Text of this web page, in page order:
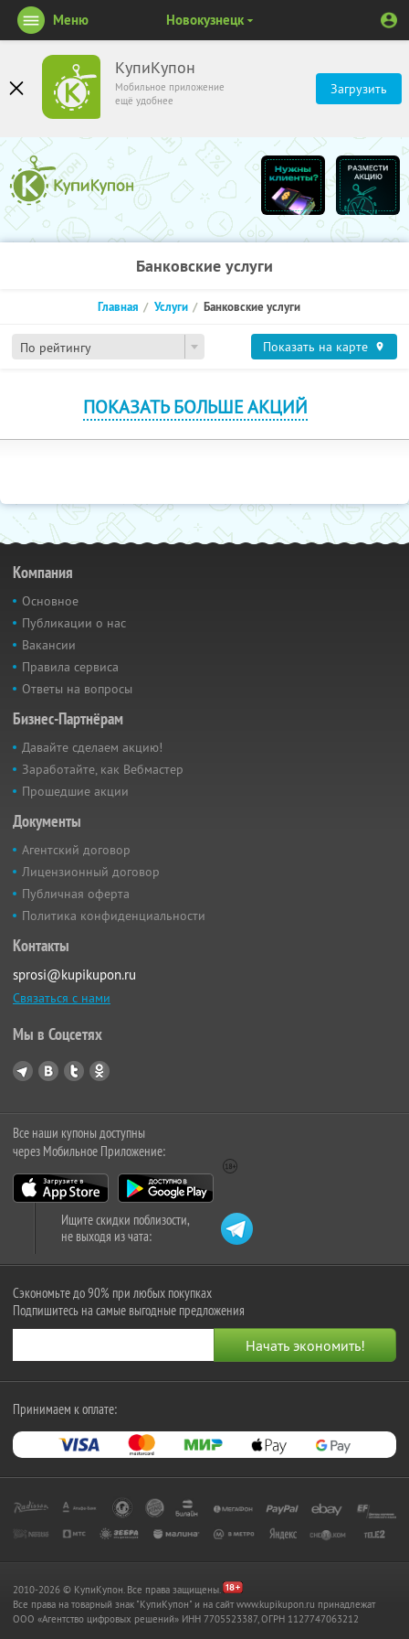
КупиКупон
Мобильное приложение
ещё удобнее
Загрузить
Меню Новокузнецк
Банковские услуги
По рейтингу
Главная Услуги Банковские услуги
Показать на карте
ПОКАЗАТЬ БОЛЬШЕ АКЦИЙ
Компания
Основное
Публикации о нас
Вакансии
Правила сервиса
Ответы на вопросы
Бизнес-Партнёрам
Давайте сделаем акцию!
Заработайте, как Вебмастер
Прошедшие акции
Документы
Агентский договор
Лицензионный договор
Публичная оферта
Политика конфиденциальности
Контакты
sprosi@kupikupon.ru
Связаться с нами
Мы в Соцсетях
Все наши купоны доступны
через Мобильное Приложение:
Ищите скидки поблизости,
не выходя из чата:
Сэкономьте до 90% при любых покупках
Подпишитесь на самые выгодные предложения
Принимаем к оплате:
2010-2026 © КупиКупон. Все права защищены.
Все права на товарный знак "КупиКупон" и на сайт www.kupikupon.ru принадлежат
OOO «Агентство цифровых решений» ИНН 7705523387, ОГРН 1127747063212